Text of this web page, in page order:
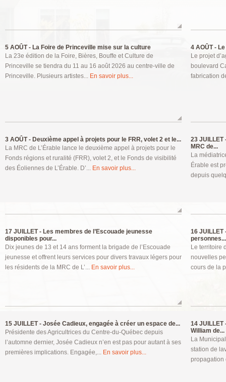
5 AOÛT - La Foire de Princeville mise sur la culture
La 23e édition de la Foire, Bières, Bouffe et Culture de
Princeville se tiendra du 11 au 16 août 2026 au centre-ville de
Princeville. Plusieurs artistes... En savoir plus...
4 AOÛT -
Le projet
boulevard
fabrication
3 AOÛT - Deuxième appel à projets pour le FRR, volet 2 et le...
La MRC de L’Érable lance le deuxième appel à projets pour le
Fonds régions et ruralité (FRR), volet 2, et le Fonds de visibilité
des Éoliennes de L’Érable. D’... En savoir plus...
23 JUILLET
MRC de...
La
Érable est
depuis
17 JUILLET - Les membres de l’Escouade jeunesse
disponibles pour...
Dix jeunes de 13 et 14 ans forment la brigade de l’Escouade
jeunesse et offrent leurs services pour divers travaux légers pour
les résidents de la MRC de L’... En savoir plus...
16 JUILLET
personnes...
Le territoire
nouvelles
cours de la
15 JUILLET - Josée Cadieux, engagée à créer un espace de...
Présidente des Agricultrices du Centre-du-Québec depuis
l’automne dernier, Josée Cadieux n’en est pas pour autant à ses
premières implications. Engagée,... En savoir plus...
14 JUILLET
William de...
La
station de
propagation